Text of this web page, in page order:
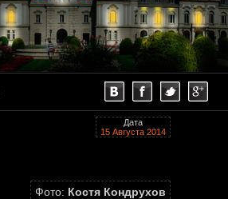
Дата
15 Августа 2014
Фото: Костя Кондрухов